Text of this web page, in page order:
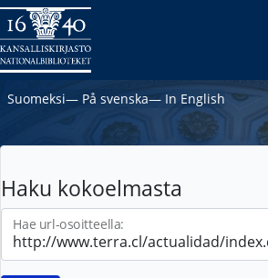
Suomeksi― På svenska― In English
Haku kokoelmasta
Hae url-osoitteella: